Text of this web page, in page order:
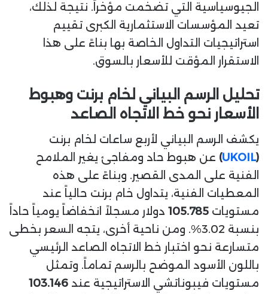
الجيوسياسية التي تضخمت مؤخراً. نتيجة لذلك،
تعيد المؤسسات الاستثمارية الكبرى تقييم
استراتيجيات التداول الخاصة بها بناءً على هذا
الاستقرار المؤقت للأسعار بالسوق.
تحليل الرسم البياني لخام برنت وهبوط
الأسعار نحو خط الاتجاه الصاعد
يكشف الرسم البياني لأربع ساعات لخام برنت
(
UKOIL
) عن هبوط حاد ومفاجئ يغير الملامح
الفنية على المدى القصير. وبناءً على هذه
المعطيات الفنية، يتداول خام برنت حالياً عند
مستويات 105.785 دولار مسجلاً انخفاضاً يومياً حاداً
بنسبة 3.02%. ومن ناحية أخرى، يتجه السعر بخطى
متسارعة نحو اختبار خط الاتجاه الصاعد الرئيسي
باللون الأسود الموضح بالرسم تماماً. وتمثل
مستويات فيبوناتشي الاستراتيجية عند 103.146